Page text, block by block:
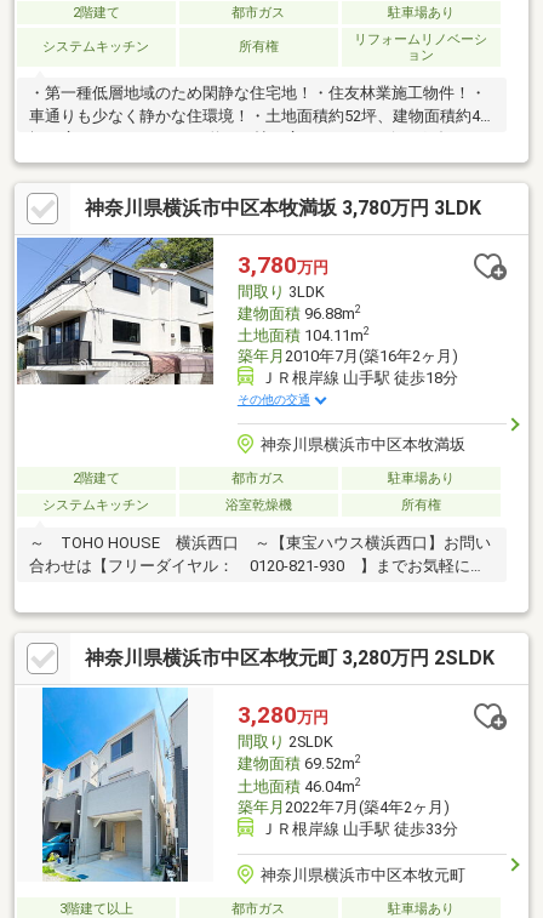
2階建て 都市ガス 駐車場あり
システムキッチン 所有権
リフォームリノベーシ
ョン
・第一種低層地域のため閑静な住宅地！・住友林業施工物件！・
車通りも少なく静かな住環境！・土地面積約52坪、建物面積約42
グキッチン！・各居室6帖以上！嬉しい各居室収納！・各階トイ
レ！各階洗面台！・南東向きのため陽当り良好！・床下収納や屋
根裏収納など豊富な収納！・お庭スペース有！・カースペース有
（車種による）・2024年12月2階洗面化粧台・給湯器 交換！・
2020年1月外壁・屋根 リフォーム有！・2018年10月2階トイレ
交換！
神奈川県横浜市中区本牧満坂 3,780万円 3LDK
3,780万円
間取り 3LDK
建物面積96.88m2
土地面積104.11m2
築年月 2010年7月(築16年2ヶ月)
ＪＲ根岸線 山手駅 徒歩18分
その他の交通
神奈川県横浜市中区本牧満坂
2階建て 都市ガス
駐車場あり
システムキッチン
浴室乾燥機 所有権
～ TOHO HOUSE 横浜西口 ～【東宝ハウス横浜西口】お問い
合わせは【フリーダイヤル： 0120-821-930 】までお気軽にど
神奈川県横浜市中区本牧元町 3,280万円 2SLDK
3,280万円
間取り 2SLDK
建物面積69.52m2
土地面積46.04m2
築年月 2022年7月(築4年2ヶ月)
ＪＲ根岸線 山手駅 徒歩33分
神奈川県横浜市中区本牧元町
3階建て以上 都市ガス
駐車場あり